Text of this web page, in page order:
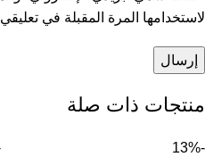
لاستخدامها المرة المقبلة في
منتجات ذات صلة
-13%